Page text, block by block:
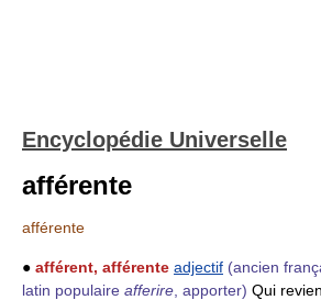
Encyclopédie Universelle
afférente
afférente
● afférent, afférente adjectif (ancien
latin populaire afferire , apporter) Qui